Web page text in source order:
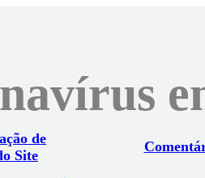
de
Site